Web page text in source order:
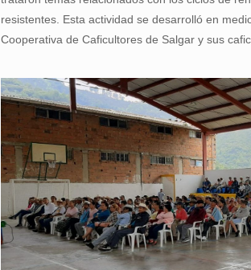
resistentes. Esta actividad se desarrolló en
Cooperativa de Caficultores de Salgar y sus